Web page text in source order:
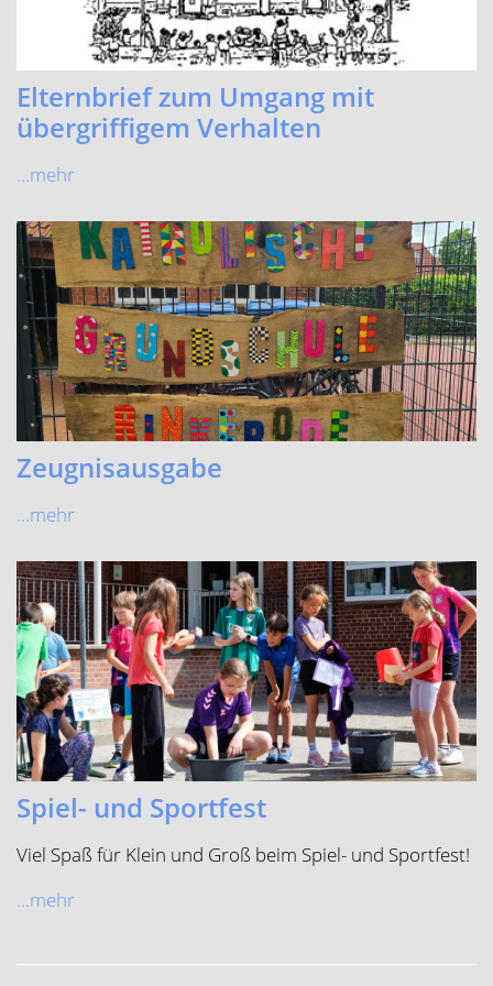
Elternbrief zum Umgang mit
übergriffigem Verhalten
...mehr
Zeugnisausgabe
...mehr
Spiel- und Sportfest
Viel Spaß für Klein und Groß beim Spiel- und Sportfest!
...mehr